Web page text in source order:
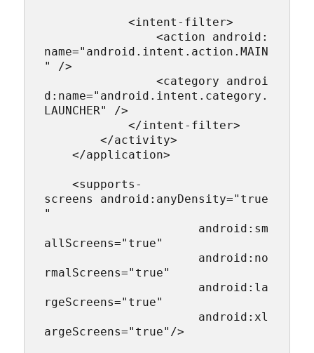
<intent-filter>
<action android:
name="android.intent.action.MAIN
" />
<category androi
d:name="android.intent.category.
LAUNCHER" />
</intent-filter>
</activity>
</application>
<supports-
screens android:anyDensity="true
"
android:sm
allScreens="true"
android:no
rmalScreens="true"
android:la
rgeScreens="true"
android:xl
argeScreens="true"/>